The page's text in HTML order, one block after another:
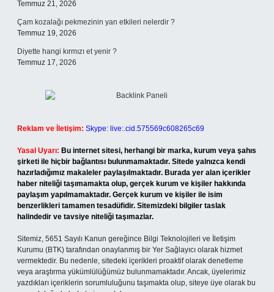
Temmuz 21, 2026
Çam kozalağı pekmezinin yan etkileri nelerdir ?
Temmuz 19, 2026
Diyette hangi kırmızı et yenir ?
Temmuz 17, 2026
Reklam ve İletişim: Skype: live:.cid.575569c608265c69
Yasal Uyarı: Bu internet sitesi, herhangi bir marka, kurum veya şahıs
şirketi ile hiçbir bağlantısı bulunmamaktadır. Sitede yalnızca kendi
hazırladığımız makaleler paylaşılmaktadır. Burada yer alan içerikler
haber niteliği taşımamakta olup, gerçek kurum ve kişiler hakkında
paylaşım yapılmamaktadır. Gerçek kurum ve kişiler ile isim
benzerlikleri tamamen tesadüfidir. Sitemizdeki bilgiler taslak
halindedir ve tavsiye niteliği taşımazlar.
Sitemiz, 5651 Sayılı Kanun gereğince Bilgi Teknolojileri ve İletişim
Kurumu (BTK) tarafından onaylanmış bir Yer Sağlayıcı olarak hizmet
vermektedir. Bu nedenle, sitedeki içerikleri proaktif olarak denetleme
veya araştırma yükümlülüğümüz bulunmamaktadır. Ancak, üyelerimiz
yazdıkları içeriklerin sorumluluğunu taşımakta olup, siteye üye olarak bu